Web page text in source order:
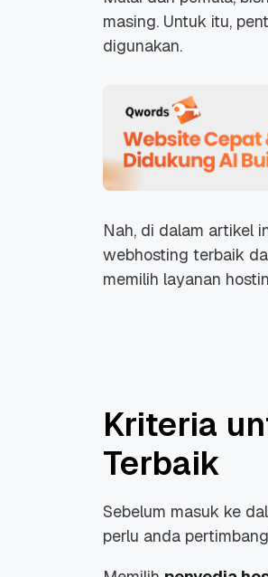
masing. Untuk itu,
digunakan.
Nah, di dalam artikel
webhosting terbaik
memilih layanan
Kriteria
Terbaik
Sebelum masuk ke
perlu anda